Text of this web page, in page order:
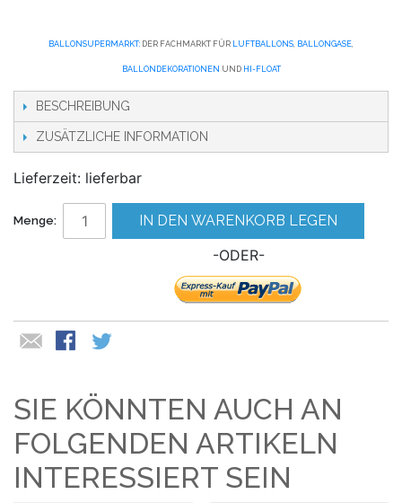
BALLONSUPERMARKT: DER FACHMARKT FÜR LUFTBALLONS BALLONGASE
BALLONDEKORATIONEN UND HI-FLOAT
BESCHREIBUNG
ZUSÄTZLICHE INFORMATION
Lieferzeit: lieferbar
Menge: IN DEN WARENKORB LEGEN
-ODER-
SIE KÖNNTEN AUCH AN
FOLGENDEN ARTIKELN
INTERESSIERT SEIN